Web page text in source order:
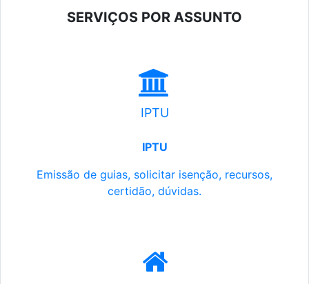
SERVIÇOS POR ASSUNTO
IPTU
IPTU
Emissão de guias, solicitar isenção, recursos,
certidão, dúvidas.